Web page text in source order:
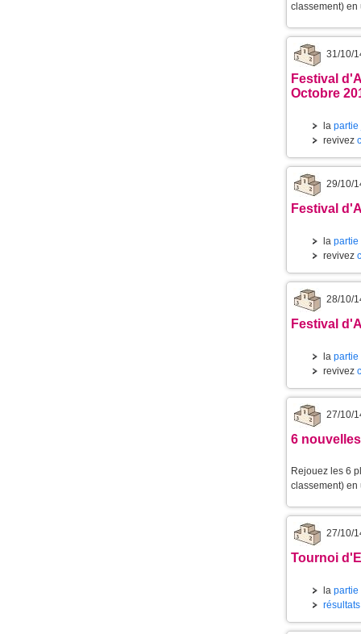
classement)
31/10/
Festival
Octobre
la partie
revivez
29/10/
Festival
la partie
revivez
28/10/
Festival
la partie
revivez
27/10/
6
Rejouez les 6
classement)
27/10/
Tournoi
la partie